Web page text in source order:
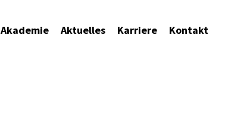
Akademie Aktuelles Karriere Kontakt